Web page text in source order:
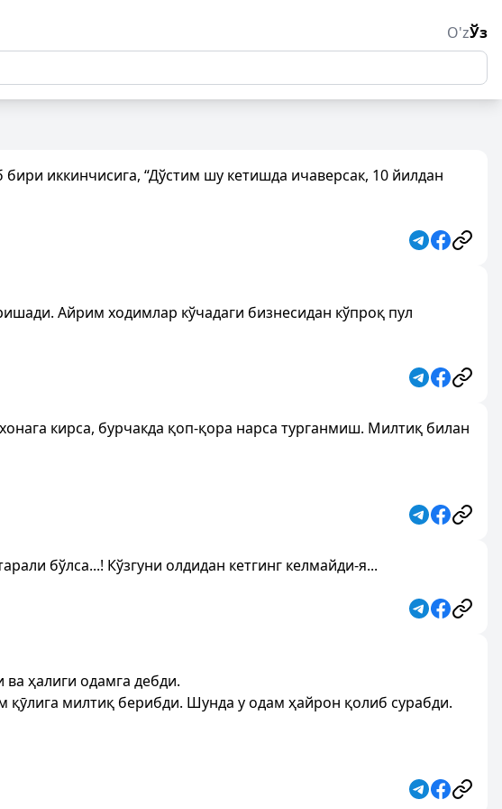
O'zЎз
иккинчисига, “Дўстим шу кетишда ичаверсак, 10 йилдан
Айрим ходимлар кўчадаги бизнесидан кўпроқ пул
кирса, бурчакда қоп-қора нарса турганмиш. Милтиқ билан
бўлса...! Кўзгуни олдидан кетгинг келмайди-я...
ҳалиги одамга дебди.
милтиқ берибди. Шунда у одам ҳайрон қолиб сурабди.